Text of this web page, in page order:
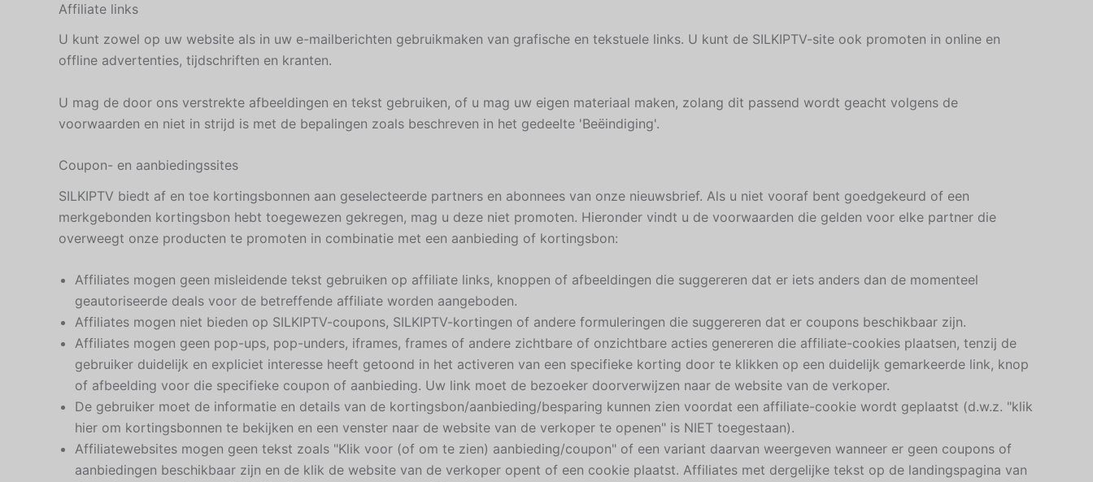
Affiliate links
U kunt zowel op uw website als in uw e-mailberichten gebruikmaken van grafische en tekstuele links. U kunt de SILKIPTV-site ook promoten in online en
offline advertenties, tijdschriften en kranten.
U mag de door ons verstrekte afbeeldingen en tekst gebruiken, of u mag uw eigen materiaal maken, zolang dit passend wordt geacht volgens de
voorwaarden en niet in strijd is met de bepalingen zoals beschreven in het gedeelte 'Beëindiging'.
Coupon- en aanbiedingssites
SILKIPTV biedt af en toe kortingsbonnen aan geselecteerde partners en abonnees van onze nieuwsbrief. Als u niet vooraf bent goedgekeurd of een
merkgebonden kortingsbon hebt toegewezen gekregen, mag u deze niet promoten. Hieronder vindt u de voorwaarden die gelden voor elke partner die
overweegt onze producten te promoten in combinatie met een aanbieding of kortingsbon:
Affiliates mogen geen misleidende tekst gebruiken op affiliate links, knoppen of afbeeldingen die suggereren dat er iets anders dan de momenteel
geautoriseerde deals voor de betreffende affiliate worden aangeboden.
Affiliates mogen niet bieden op SILKIPTV-coupons, SILKIPTV-kortingen of andere formuleringen die suggereren dat er coupons beschikbaar zijn.
Affiliates mogen geen pop-ups, pop-unders, iframes, frames of andere zichtbare of onzichtbare acties genereren die affiliate-cookies plaatsen, tenzij de
gebruiker duidelijk en expliciet interesse heeft getoond in het activeren van een specifieke korting door te klikken op een duidelijk gemarkeerde link, knop
of afbeelding voor die specifieke coupon of aanbieding. Uw link moet de bezoeker doorverwijzen naar de website van de verkoper.
De gebruiker moet de informatie en details van de kortingsbon/aanbieding/besparing kunnen zien voordat een affiliate-cookie wordt geplaatst (d.w.z. "klik
hier om kortingsbonnen te bekijken en een venster naar de website van de verkoper te openen" is NIET toegestaan).
Affiliatewebsites mogen geen tekst zoals "Klik voor (of om te zien) aanbieding/coupon" of een variant daarvan weergeven wanneer er geen coupons of
aanbiedingen beschikbaar zijn en de klik de website van de verkoper opent of een cookie plaatst. Affiliates met dergelijke tekst op de landingspagina van